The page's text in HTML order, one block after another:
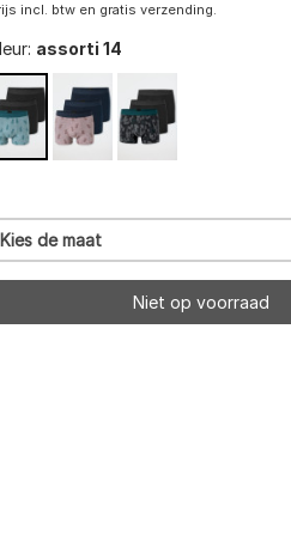
incl. btw en gratis verzending.
assorti 14
Kies de maat
Niet op voorraad